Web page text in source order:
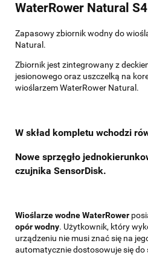
WaterRower Natural
Zapasowy zbiornik wodny do
Natural.
Zbiornik jest zintegrowany z
jesionowego oraz uszczelką na
wioślarzem WaterRower Natural.
W skład kompletu wchodzi
Nowe sprzęgło
czujnika SensorDisk.
Wioślarze wodne WaterRower
opór wodny. Użytkownik, który
urządzeniu nie musi znać się na
automatycznie dostosowuje się do